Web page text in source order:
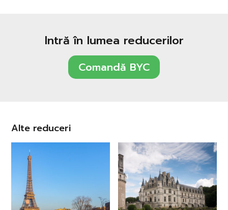
Intră în lumea reducerilor
Comandă BYC
Alte reduceri